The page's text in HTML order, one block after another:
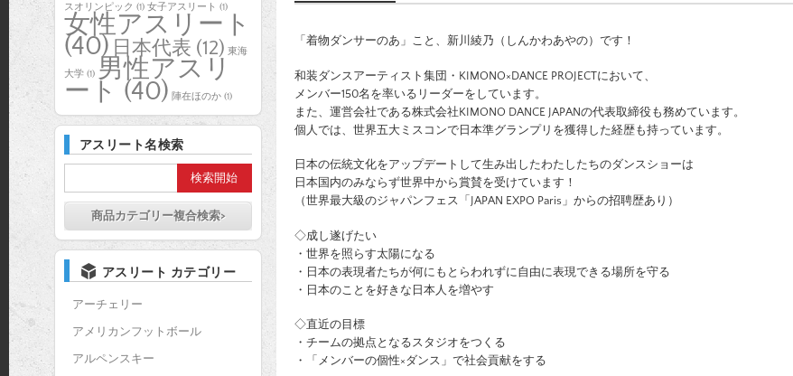
「着物ダンサーのあ」こと、新川綾乃（しんかわあやの）です！
和装ダンスアーティスト集団・KIMONO×DANCE PROJECTにおいて、
メンバー150名を率いるリーダーをしています。
また、運営会社である株式会社KIMONO DANCE JAPANの代表取締役も務めています。
個人では、世界五大ミスコンで日本準グランプリを獲得した経歴も持っています。
日本の伝統文化をアップデートして生み出したわたしたちのダンスショーは
日本国内のみならず世界中から賞賛を受けています！
（世界最大級のジャパンフェス「JAPAN EXPO Paris」からの招聘歴あり）
◇成し遂げたい
・世界を照らす太陽になる
・日本の表現者たちが何にもとらわれずに自由に表現できる場所を守る
・日本のことを好きな日本人を増やす
◇直近の目標
・チームの拠点となるスタジオをつくる
・「メンバーの個性×ダンス」で社会貢献をする
スオリンピック (1) 女子アスリート (1)
女性アスリート
(40) 日本代表 (12) 東海
大学 (1) 男性アスリ
ート (40) 陣在ほのか (1)
アスリート名検索
商品カテゴリー複合検索>
アスリート カテゴリー
アーチェリー
アメリカンフットボール
アルペンスキー